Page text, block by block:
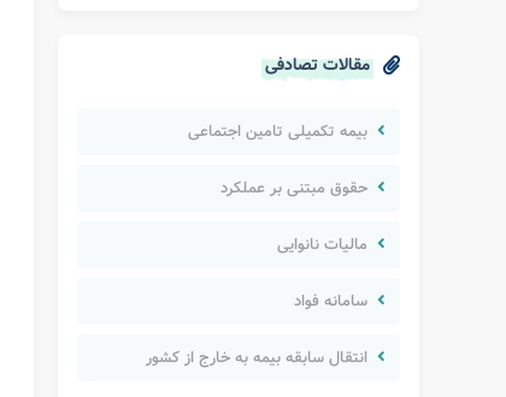
مقالات تصادفی
بیمه تکمیلی تامین اجتماعی
حقوق مبتنی بر عملکرد
مالیات نانوایی
سامانه فواد
انتقال سابقه بیمه به خارج از کشور